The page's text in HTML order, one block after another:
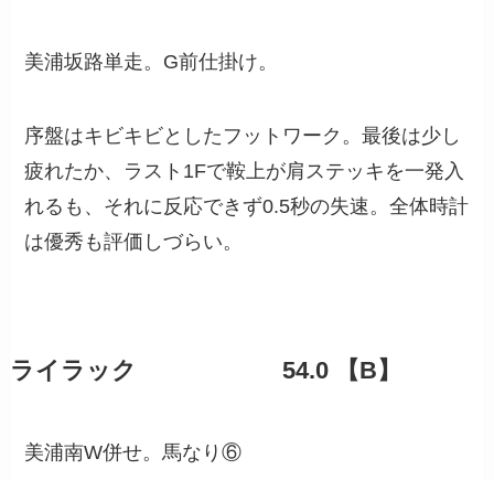
美浦坂路単走。G前仕掛け。
序盤はキビキビとしたフットワーク。最後は少し
疲れたか、ラスト1Fで鞍上が肩ステッキを一発入
れるも、それに反応できず0.5秒の失速。全体時計
は優秀も評価しづらい。
ライラック 54.0 【B】
美浦南W併せ。馬なり⑥